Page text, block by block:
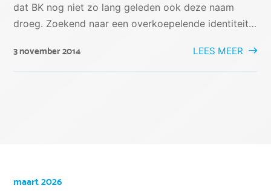
maart 2026
dat BK nog niet zo lang geleden ook deze naam
droeg. Zoekend naar een overkoepelende identiteit…
3 november 2014 LEES MEER